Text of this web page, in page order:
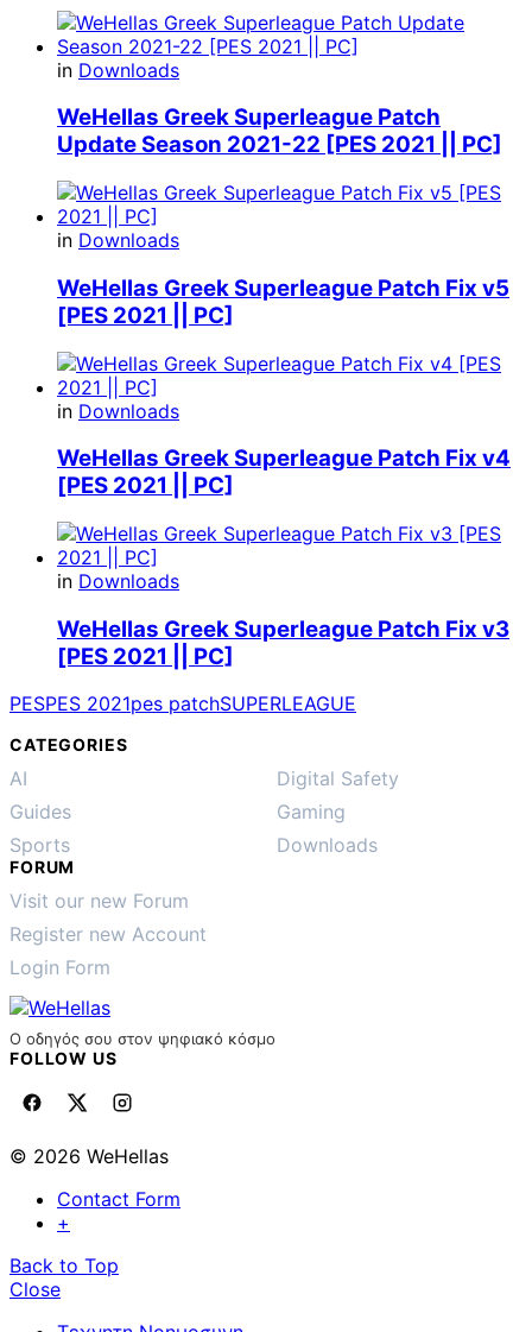
in Downloads
WeHellas Greek Superleague Patch
Update Season 2021-22 [PES 2021 || PC]
in Downloads
WeHellas Greek Superleague Patch Fix v5
[PES 2021 || PC]
in Downloads
WeHellas Greek Superleague Patch Fix v4
[PES 2021 || PC]
in Downloads
WeHellas Greek Superleague Patch Fix v3
[PES 2021 || PC]
PESPES 2021pes patchSUPERLEAGUE
CATEGORIES
AI
Digital Safety
Guides
Gaming
Sports
Downloads
FORUM
Visit our new Forum
Register new Account
Login Form
Ο οδηγός σου στον ψηφιακό κόσμο
FOLLOW US
© 2026 WeHellas
Contact Form
+
Back to Top
Close